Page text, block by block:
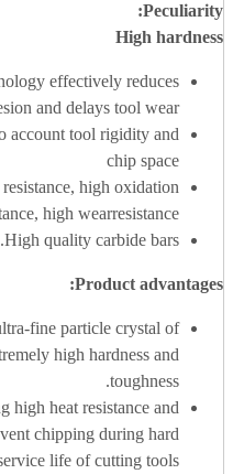
Peculiarity:
High hardness
effectively reduces
and delays tool wear.
account tool rigidity and
chip space
high oxidation
high wearresistance
High quality carbide bars.
Product advantages
:
fine particle crystal of
high hardness and
toughness.
high heat resistance and
chipping during hard
life of cutting tools.